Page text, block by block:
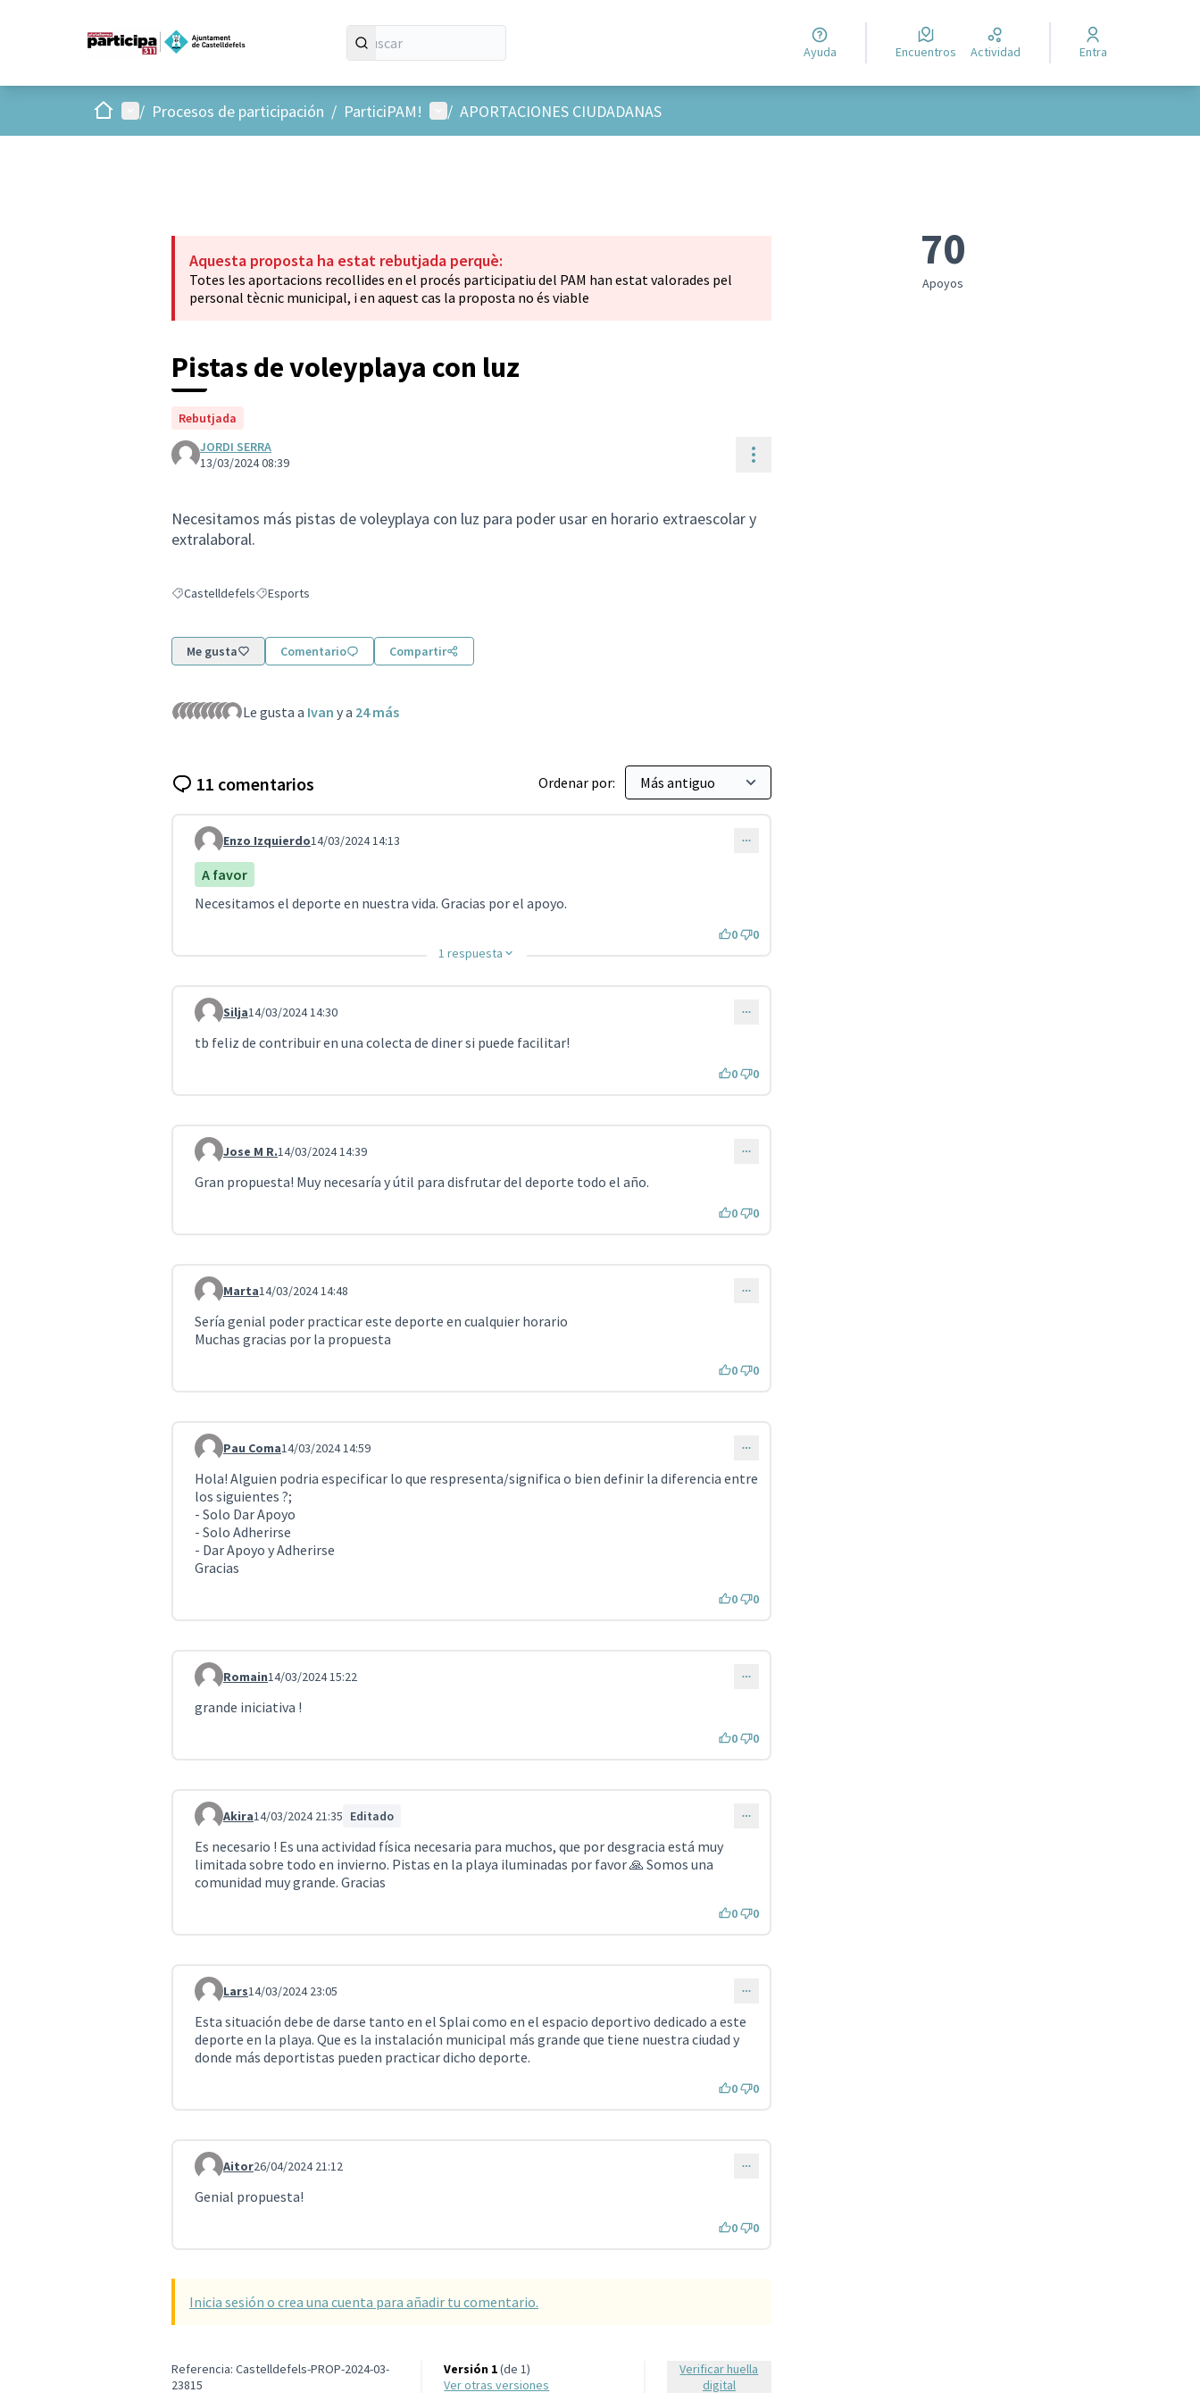
Ayuda Encuentros Actividad Entra
InicioMenú principal
/ Procesos de participación / ParticiPAM! Menú de usuario
/ APORTACIONES CIUDADANAS
Aquesta proposta ha estat rebutjada perquè:
Totes les aportacions recollides en el procés participatiu del PAM han estat valorades pel
personal tècnic municipal, i en aquest cas la proposta no és viable
Pistas de voleyplaya con luz
Rebutjada
JORDI SERRA
13/03/2024 08:39
Controles de recursos
Necesitamos más pistas de voleyplaya con luz para poder usar en horario extraescolar y
extralaboral.
Resultados al filtrar por: Castelldefels
CastelldefelsResultados al filtrar por: Esports
Esports
Me gusta Comentario Compartir
Le gusta a Ivan y a 24 más
70
Apoyos
11 comentarios Ordenar por:
Comentario 4051
Enzo Izquierdo14/03/2024 14:13
A favor
Necesitamos el deporte en nuestra vida. Gracias por el apoyo.
0
0
1 respuesta
Comentario 4052
Silja14/03/2024 14:30
tb feliz de contribuir en una colecta de diner si puede facilitar!
0 0
Comentario 4053
Jose M R.14/03/2024 14:39
Gran propuesta! Muy necesaría y útil para disfrutar del deporte todo el año.
0 0
Comentario 4054
Marta14/03/2024 14:48
Sería genial poder practicar este deporte en cualquier horario
Muchas gracias por la propuesta
0 0
Comentario 4055
Pau Coma14/03/2024 14:59
Hola! Alguien podria especificar lo que respresenta/significa o bien definir la diferencia entre
los siguientes ?;
- Solo Dar Apoyo
- Solo Adherirse
- Dar Apoyo y Adherirse
Gracias
0 0
Comentario 4056
Romain14/03/2024 15:22
grande iniciativa !
0 0
Comentario 4057
Akira14/03/2024 21:35 Editado
Es necesario ! Es una actividad física necesaria para muchos, que por desgracia está muy
limitada sobre todo en invierno. Pistas en la playa iluminadas por favor 🙏 Somos una
comunidad muy grande. Gracias
0 0
Comentario 4058
Lars14/03/2024 23:05
Esta situación debe de darse tanto en el Splai como en el espacio deportivo dedicado a este
deporte en la playa. Que es la instalación municipal más grande que tiene nuestra ciudad y
donde más deportistas pueden practicar dicho deporte.
0 0
Comentario 4234
Aitor26/04/2024 21:12
Genial propuesta!
0 0
Inicia sesión o crea una cuenta para añadir tu comentario.
Referencia: Castelldefels-PROP-2024-03-
23815
Versión 1(de 1)
ver otras versiones
Verificar huella
digital